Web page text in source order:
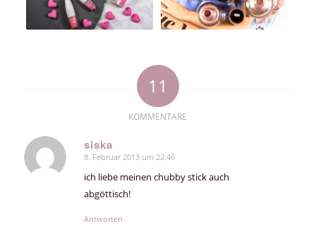
11
KOMMENTARE
siska
sagte:
8. Februar 2013 um 22:46
ich liebe meinen chubby stick auch
abgöttisch!
Antworten